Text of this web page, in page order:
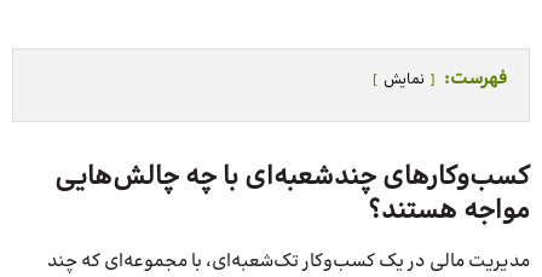
فهرست: نمایش
کسب‌وکارهای چندشعبه‌ای با چه چالش‌هایی
مواجه هستند؟
مدیریت مالی در یک کسب‌وکار تک‌شعبه‌ای، با مجموعه‌ای که چند